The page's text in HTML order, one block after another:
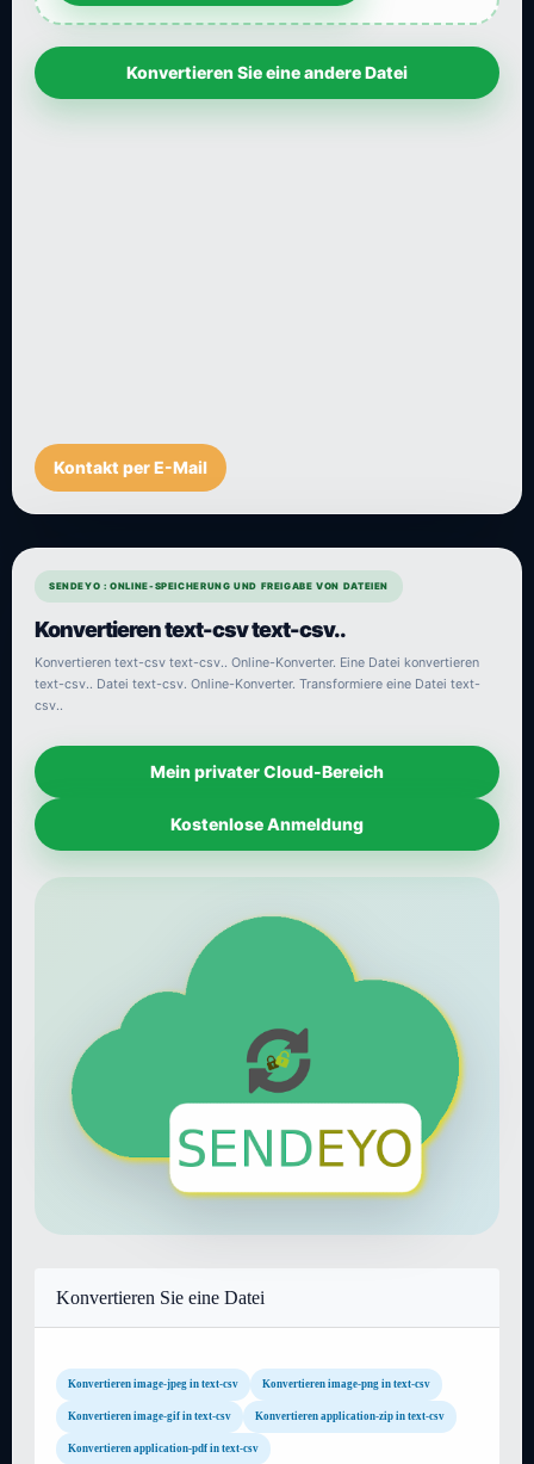
Konvertieren Sie eine andere Datei
Kontakt per E-Mail
SENDEYO : ONLINE-SPEICHERUNG UND FREIGABE VON DATEIEN
Konvertieren text-csv text-csv..
Konvertieren text-csv text-csv.. Online-Konverter. Eine Datei konvertieren
text-csv.. Datei text-csv. Online-Konverter. Transformiere eine Datei text-
csv..
Mein privater Cloud-Bereich
Kostenlose Anmeldung
Konvertieren Sie eine Datei
Konvertieren image-jpeg in text-csv Konvertieren image-png in text-csv
Konvertieren image-gif in text-csv Konvertieren application-zip in text-csv
Konvertieren application-pdf in text-csv